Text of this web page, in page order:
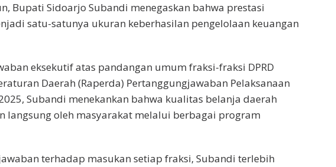
Bupati Sidoarjo Subandi menegaskan bahwa prestasi
satu-satunya ukuran keberhasilan pengelolaan keuangan
eksekutif atas pandangan umum fraksi-fraksi DPRD
Daerah (Raperda) Pertanggungjawaban Pelaksanaan
Subandi menekankan bahwa kualitas belanja daerah
langsung oleh masyarakat melalui berbagai program
terhadap masukan setiap fraksi, Subandi terlebih